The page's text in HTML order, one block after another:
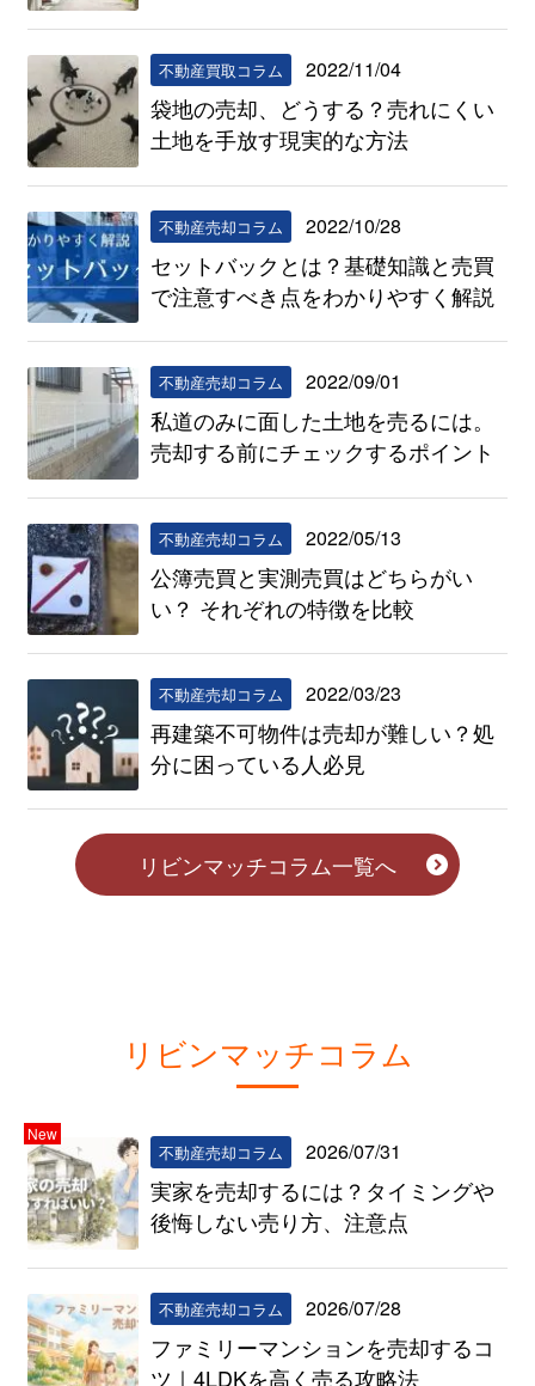
不動産買取コラム 2022/11/04
袋地の売却、どうする？売れにくい
土地を手放す現実的な方法
不動産売却コラム 2022/10/28
セットバックとは？基礎知識と売買
で注意すべき点をわかりやすく解説
不動産売却コラム 2022/09/01
私道のみに面した土地を売るには。
売却する前にチェックするポイント
不動産売却コラム 2022/05/13
公簿売買と実測売買はどちらがい
い？ それぞれの特徴を比較
不動産売却コラム 2022/03/23
再建築不可物件は売却が難しい？処
分に困っている人必見
リビンマッチコラム一覧へ
リビンマッチコラム
不動産売却コラム 2026/07/31
New
実家を売却するには？タイミングや
後悔しない売り方、注意点
不動産売却コラム 2026/07/28
ファミリーマンションを売却するコ
ツ｜4LDKを高く売る攻略法